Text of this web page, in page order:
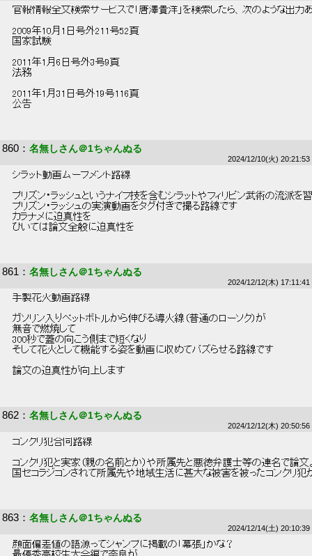
官報情報全文検索サービスで「唐澤貴洋」を検索したら、次のような出力
2009年10月1日号外211号52頁
国家試験
2011年1月6日号外3号9頁
法務
2011年1月31日号外19号116頁
公告
860 ： 名無しさん＠1ちゃんぬる
2024/12/10(火) 20:21:53
シラット動画ムーブメント路線
プリズン・ラッシュというナイフ技を含むシラットやフィリピン武術の流派を
プリズン・ラッシュの実演動画をタグ付きで撮る路線です
カラナメに迫真性を
ひいては論文全般に迫真性を
861 ： 名無しさん＠1ちゃんぬる
2024/12/12(木) 17:11:41
手製花火動画路線
ガソリン入りペットボトルから伸びる導火線（普通のローソク）が
無音で燃焼して
300秒で蓋の向こう側まで短くなり
そして花火として機能する姿を動画に収めてバズらせる路線です
論文の迫真性が向上します
862 ： 名無しさん＠1ちゃんぬる
2024/12/12(木) 20:50:56
コンクリ犯合同路線
コンクリ犯と実家（親の名前とか）や所属先と悪徳弁護士等の連名で論文
国セコラジコンされて所属先や地域生活に甚大な被害を被ったコンクリ犯
863 ： 名無しさん＠1ちゃんぬる
2024/12/14(土) 20:10:39
顔面偏差値の語源ってジャンプに掲載の「幕張」かな？